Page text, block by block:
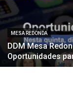
MESA REDONDA
DDM Mesa
Oportunidades